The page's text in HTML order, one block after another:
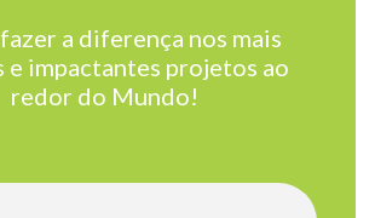
a diferença nos mais
e impactantes projetos ao
redor do Mundo!